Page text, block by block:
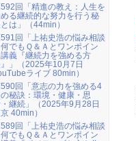
回「精進の教え：人生を
る継続的な努力を行う秘
は」（44min）
回「上祐史浩の悩み相談
何でもＱ＆Ａとワンポイン
講義『継続力を強める方
」（2025年10月7日
ライブ 80min）
回「意志の力を強める4
秘訣：環境・健康・思
継続」（2025年9月28日
40min）
回「上祐史浩の悩み相談
何でもＱ＆Ａとワンポイン